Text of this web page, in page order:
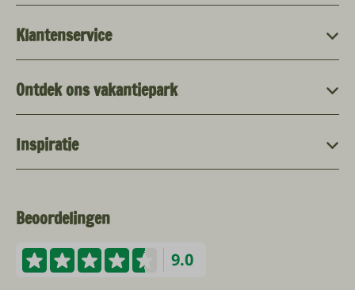
Klantenservice
Ontdek ons vakantiepark
Inspiratie
Beoordelingen
9.0